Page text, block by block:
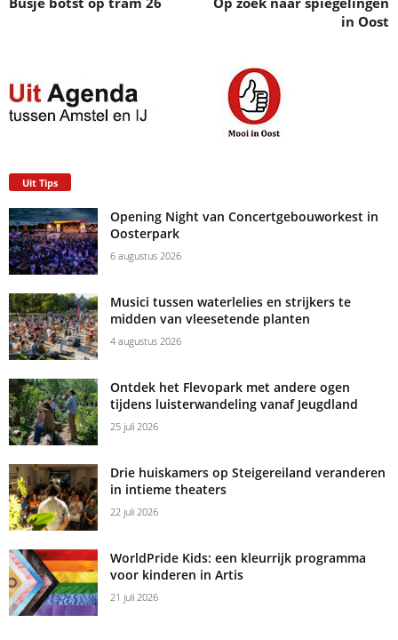
in Oost
Uit Tips
Opening Night van Concertgebouworkest in
Oosterpark
6 augustus 2026
Musici tussen waterlelies en strijkers te
midden van vleesetende planten
4 augustus 2026
Ontdek het Flevopark met andere ogen
tijdens luisterwandeling vanaf Jeugdland
25 juli 2026
Drie huiskamers op Steigereiland veranderen
in intieme theaters
22 juli 2026
WorldPride Kids: een kleurrijk programma
voor kinderen in Artis
21 juli 2026